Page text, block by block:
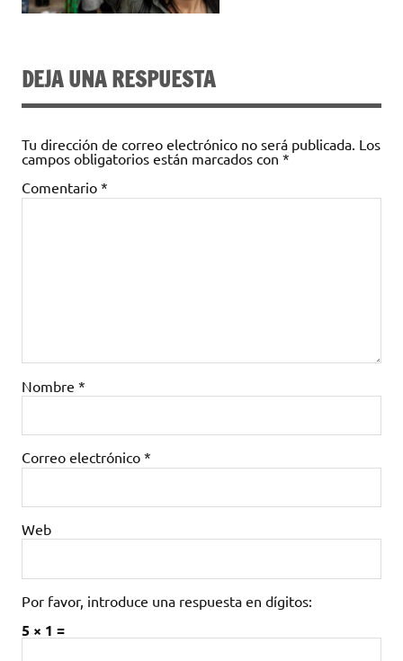
DEJA UNA RESPUESTA
Tu dirección de correo electrónico no será publicada. Los
campos obligatorios están marcados con *
Comentario *
Nombre *
Correo electrónico *
Web
Por favor, introduce una respuesta en dígitos:
5 × 1 =